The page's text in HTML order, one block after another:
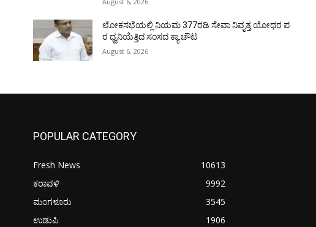
ಲೋಕಸಭೆಯಲ್ಲಿ ನಿಯಮ 377ರಡಿ ಸೇವಾ ನಿವೃತ್ತ ಯೋಧರ ಪ
ರ ಧ್ವನಿಯೆತ್ತಿದ ಸಂಸದ ಕ್ಯಾ.ಚೌಟ
August 6, 2026
POPULAR CATEGORY
Fresh News
10613
ಕರಾವಳಿ
9992
ಮಂಗಳೂರು
3545
ಉಡುಪಿ
1906